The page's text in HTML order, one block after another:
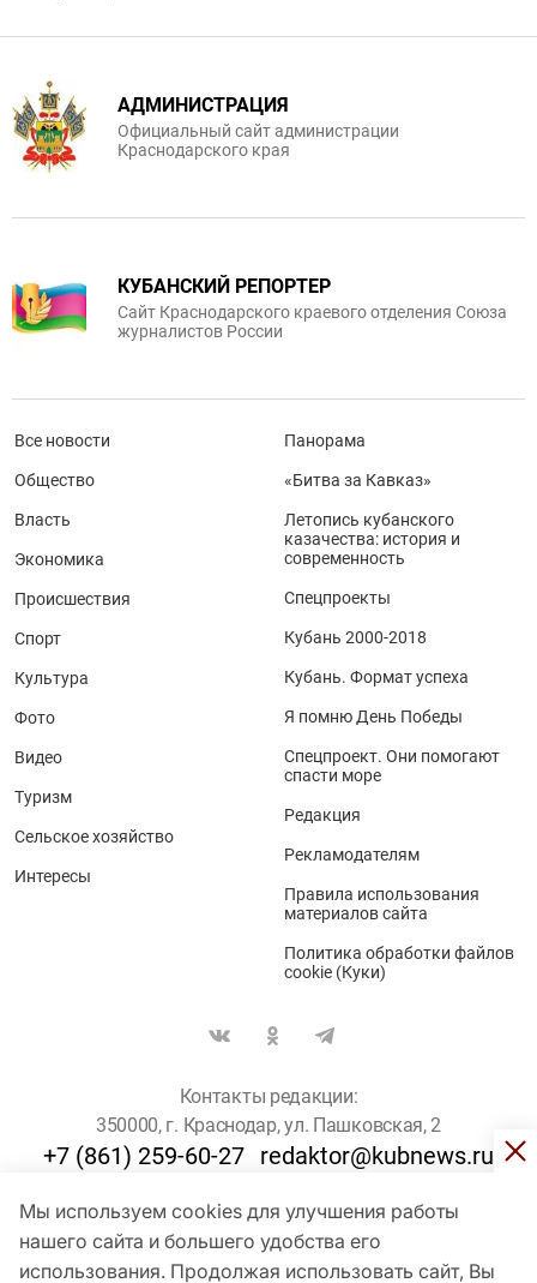
Мы используем cookies для улучшения работы
нашего сайта и большего удобства его
использования. Продолжая использовать сайт, Вы
АДМИНИСТРАЦИЯ
Официальный сайт администрации
Краснодарского края
КУБАНСКИЙ РЕПОРТЕР
Сайт Краснодарского краевого отделения Союза
журналистов России
Все новости
Общество
Власть
Экономика
Происшествия
Спорт
Культура
Фото
Видео
Туризм
Сельское хозяйство
Интересы
Панорама
«Битва за Кавказ»
Летопись кубанского
казачества: история и
современность
Спецпроекты
Кубань 2000-2018
Кубань. Формат успеха
Я помню День Победы
Спецпроект. Они помогают
спасти море
Редакция
Рекламодателям
Правила использования
материалов сайта
Политика обработки файлов
cookie (Куки)
Контакты редакции:
350000, г. Краснодар, ул. Пашковская, 2
+7 (861) 259-60-27 redaktor@kubnews.ru
Для пользователей старше 16 лет
© Кубанские Новости, 2017